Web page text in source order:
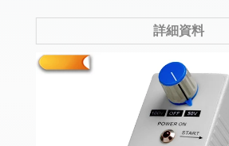
詳細資料